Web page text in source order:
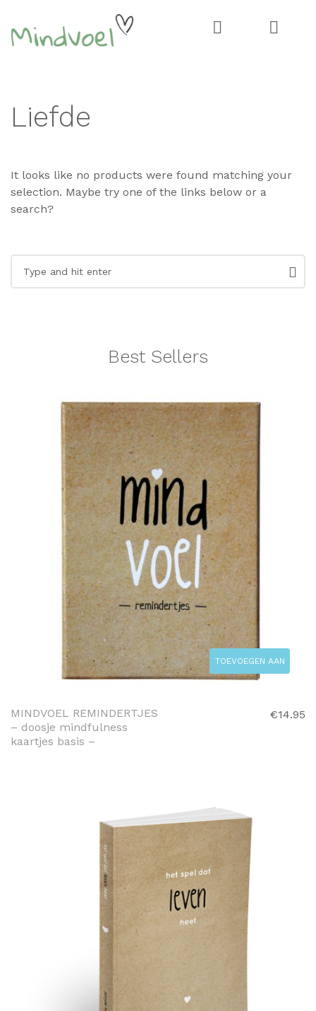
navigation
content
Liefde
It looks like no products were found matching your
selection. Maybe try one of the links below or a
search?
for:
Best Sellers
TOEVOEGEN AAN
MINDVOEL REMINDERTJES
– doosje mindfulness
kaartjes basis –
€14.95